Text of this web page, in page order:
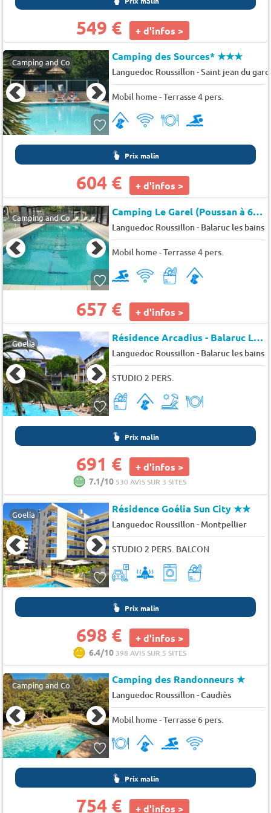
549 € + d'infos >
Camping and Co Camping des Sources*★★★
Languedoc Roussillon-Saint jean du gard
Mobil home - Terrasse 4 pers.
Prix malin
604 € + d'infos >
Camping and Co Camping Le Garel (Poussan à 6 km)
Languedoc Roussillon- Balaruc les bains
Mobil home - Terrasse 4 pers.
657 € + d'infos >
Goelia Résidence Arcadius - Balaruc Les Bains
Languedoc Roussillon- Balaruc les bains
STUDIO 2 PERS.
Prix malin
691 € + d'infos >
7.1/10 530 AVIS SUR 3 SITES
Goelia Résidence Goélia Sun City★★
Languedoc Roussillon- Montpellier
STUDIO 2 PERS. BALCON
Prix malin
698 € + d'infos >
6.4/10 398 AVIS SUR 5 SITES
Camping and Co Camping des Randonneurs★
Languedoc Roussillon-Caudiès
Mobil home - Terrasse 6 pers.
Prix malin
754 € + d'infos >